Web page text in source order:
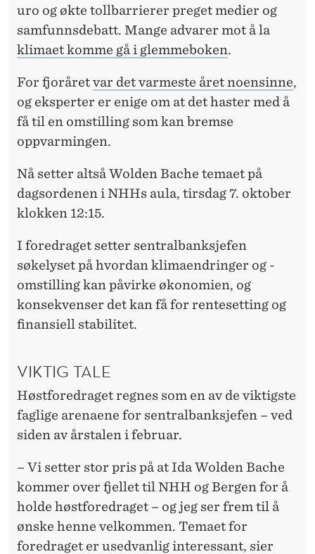
uro og økte tollbarrierer preget medier og
samfunnsdebatt. Mange advarer mot å la
klimaet komme gå i glemmeboken.
For fjoråretvar det varmeste året noensinne,
og eksperter er enige om at det haster med å
få til en omstilling som kan bremse
oppvarmingen.
Nå setter altså Wolden Bache temaet på
dagsordenen i NHHs aula, tirsdag 7. oktober
klokken 12:15.
I foredraget setter sentralbanksjefen
søkelyset på hvordan klimaendringer og -
omstilling kan påvirke økonomien, og
konsekvenser det kan få for rentesetting og
finansiell stabilitet.
VIKTIG TALE
Høstforedraget regnes som en av de viktigste
faglige arenaene for sentralbanksjefen – ved
siden av årstalen i februar.
– Vi setter stor pris på at Ida Wolden Bache
kommer over fjellet til NHH og Bergen for å
holde høstforedraget – og jeg ser frem til å
ønske henne velkommen. Temaet for
foredraget er usedvanlig interessant, sier